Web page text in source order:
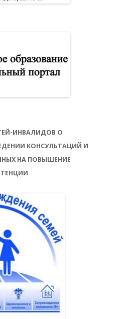
ИНВАЛИДОВ О
КОНСУЛЬТАЦИЙ И
НА ПОВЫШЕНИЕ